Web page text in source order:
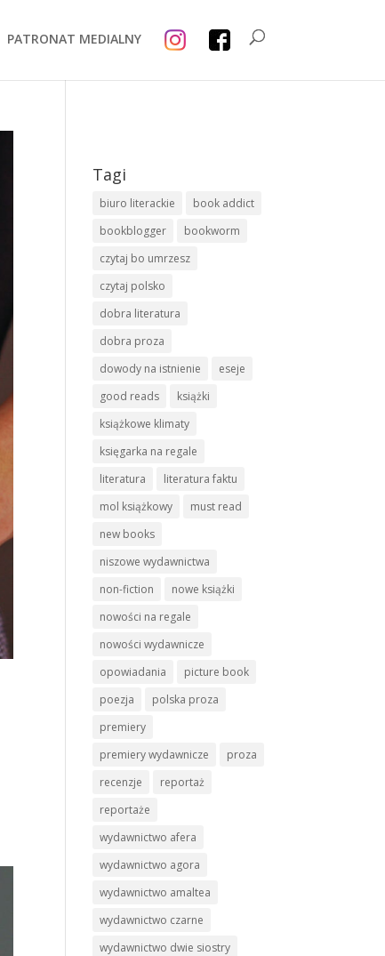
PATRONAT MEDIALNY
Tagi
biuro literackie
book addict
bookblogger
bookworm
czytaj bo umrzesz
czytaj polsko
dobra literatura
dobra proza
dowody na istnienie
eseje
good reads
książki
książkowe klimaty
księgarka na regale
literatura
literatura faktu
mol książkowy
must read
new books
niszowe wydawnictwa
non-fiction
nowe książki
nowości na regale
nowości wydawnicze
opowiadania
picture book
poezja
polska proza
premiery
premiery wydawnicze
proza
recenzje
reportaż
reportaże
wydawnictwo afera
wydawnictwo agora
wydawnictwo amaltea
wydawnictwo czarne
wydawnictwo dwie siostry